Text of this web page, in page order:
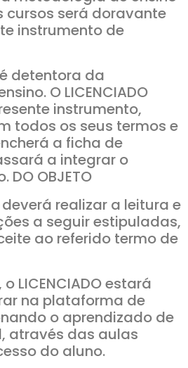
será doravante
instrumento de
é detentora da
O LICENCIADO
instrumento,
todos os seus termos e
a ficha de
a integrar o
DO OBJETO
deverá realizar a leitura e
a seguir estipuladas,
ao referido termo de
LICENCIADO estará
na plataforma de
o aprendizado de
através das aulas
do aluno.